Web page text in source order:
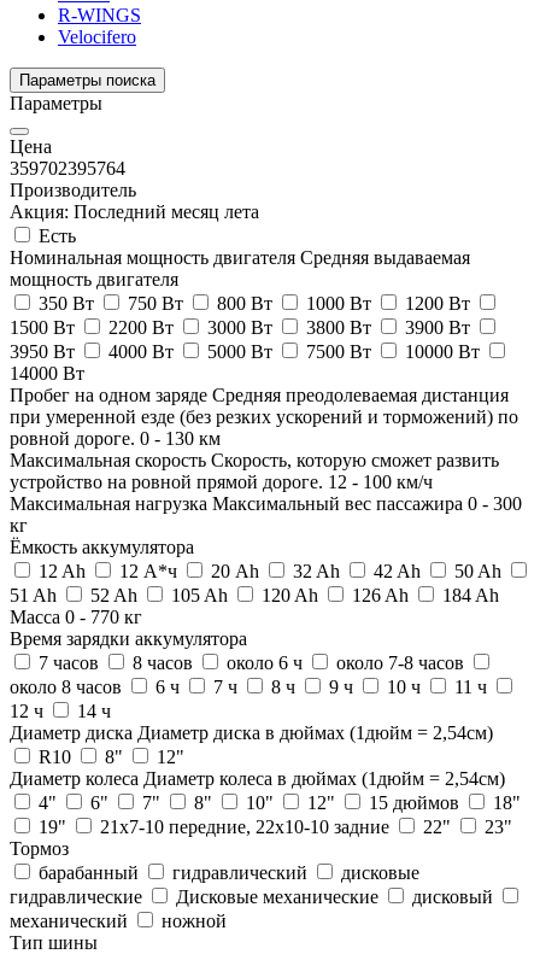
R-WINGS
Velocifero
Параметры поиска
Параметры
Цена
359702395764
Производитель
Акция: Последний месяц лета
Есть
Номинальная мощность двигателя Средняя выдаваемая
мощность двигателя
350 Вт
750 Вт 800 Вт 1000 Вт
1200 Вт
1500 Вт
2200 Вт 3000 Вт 3800 Вт
3900 Вт
3950 Вт
4000 Вт 5000 Вт 7500 Вт
10000 Вт
14000 Вт
Пробег на одном заряде Средняя преодолеваемая дистанция
при умеренной езде (без резких ускорений и торможений) по
ровной дороге. 0 - 130 км
Максимальная скорость Скорость, которую сможет развить
устройство на ровной прямой дороге. 12 - 100 км/ч
Максимальная нагрузка Максимальный вес пассажира 0 - 300
кг
Ёмкость аккумулятора
12 Ah
12 А*ч 20 Ah 32 Ah 42 Ah
50 Ah
51 Ah
52 Ah 105 Ah 120 Ah 126 Ah
184 Ah
Масса 0 - 770 кг
Время зарядки аккумулятора
7 часов
8 часов около 6 ч
около 7-8 часов
около 8 часов
6 ч 7 ч 8 ч 9 ч 10 ч
11 ч
12 ч
14 ч
Диаметр диска Диаметр диска в дюймах (1дюйм = 2,54см)
R10
8"
12"
Диаметр колеса Диаметр колеса в дюймах (1дюйм = 2,54см)
4"
6" 7" 8" 10" 12" 15 дюймов
18"
19"
21x7-10 передние, 22x10-10 задние 22"
23"
Тормоз
барабанный
гидравлический
дисковые
гидравлические
Дисковые механические
дисковый
механический
ножной
Тип шины